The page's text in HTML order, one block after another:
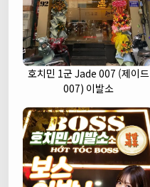
호치민 1군 Jade 007 (제이드
007) 이발소